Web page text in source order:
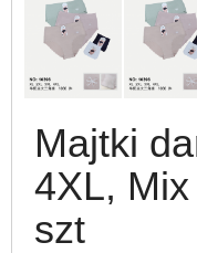
Majtki
4XL,
szt